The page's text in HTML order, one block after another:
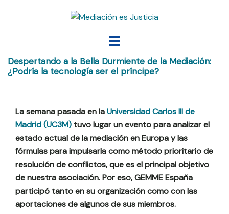
Alternar
Despertando a la Bella Durmiente de la Mediación:
¿Podría la tecnología ser el príncipe?
La semana pasada en laUniversidad Carlos III de
Madrid (UC3M) tuvo lugar un evento para analizar el
estado actual de la mediación en Europa y las
fórmulas para impulsarla como método prioritario de
resolución de conflictos, que es el principal objetivo
de nuestra asociación. Por eso, GEMME España
participó tanto en su organización como con las
aportaciones de algunos de sus miembros.